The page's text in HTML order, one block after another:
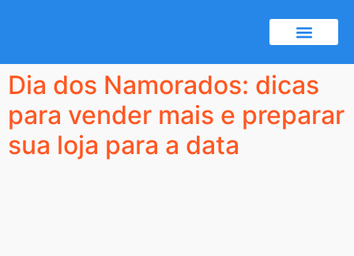
Dia dos Namorados: dicas
para vender mais e preparar
sua loja para a data